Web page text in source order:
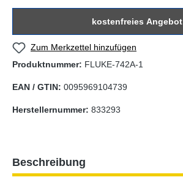
kostenfreies Angebot
Zum Merkzettel hinzufügen
Produktnummer: FLUKE-742A-1
EAN / GTIN: 0095969104739
Herstellernummer: 833293
Beschreibung